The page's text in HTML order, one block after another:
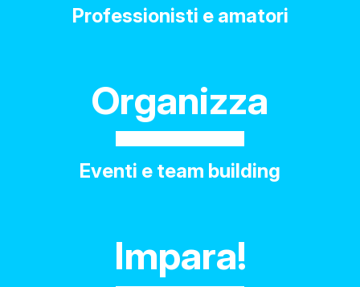
Professionisti e amatori
Organizza
Eventi e team building
Impara!